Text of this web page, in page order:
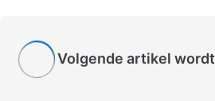
Volgende artikel